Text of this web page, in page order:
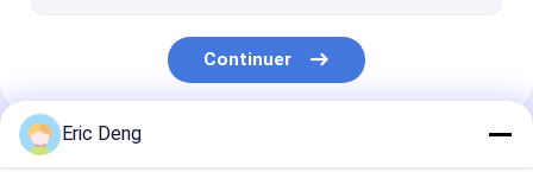
Continuer
Nos Catégories
Eric Deng